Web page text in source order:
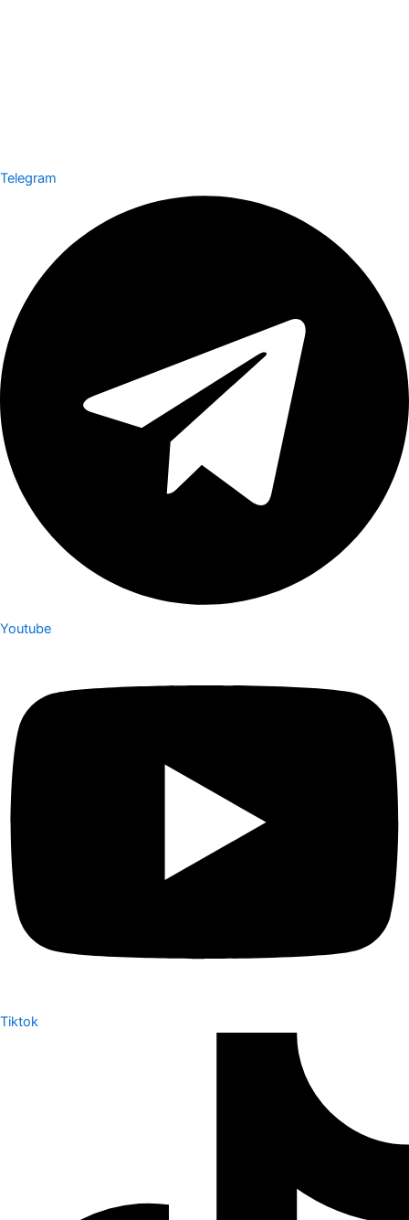
Telegram
Youtube
Tiktok